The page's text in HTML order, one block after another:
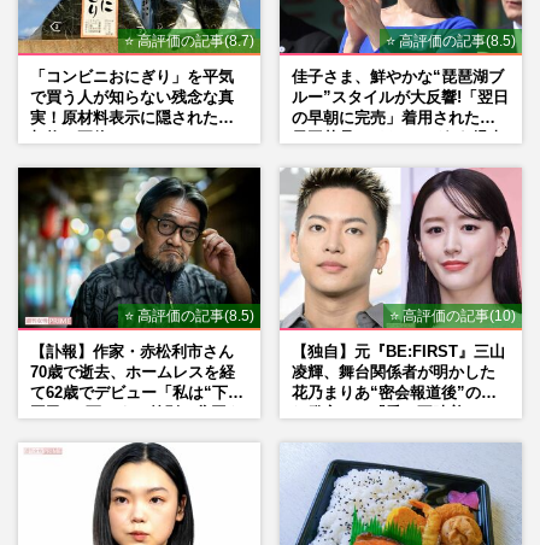
⭐ 高評価の記事(8.7)
「コンビニおにぎり」を平気
で買う人が知らない残念な真
実！原材料表示に隠された添
⭐ 高評価の記事(8.5)
佳子さま、鮮やかな“琵琶湖ブ
ルー”スタイルが大反響!「翌日
の早朝に完売」着用された地
⭐ 高評価の記事(8.5)
【訃報】作家・赤松利市さん
70歳で逝去、ホームレスを経
て62歳でデビュー「私は“下級
⭐ 高評価の記事(10)
【独自】元『BE:FIRST』三山
凌輝、舞台関係者が明かした
花乃まりあ“密会報道後”の呆